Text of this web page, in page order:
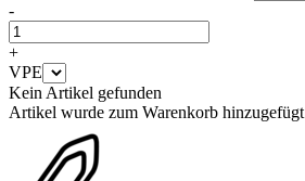
-
+
VPE
Kein Artikel gefunden
Artikel wurde zum Warenkorb hinzugefügt